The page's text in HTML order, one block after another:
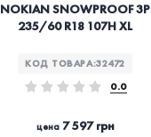
NOKIAN SNOWPROOF 3P
235/60 R18 107H XL
КОД ТОВАРА:32472
0.0
цена7 597 грн